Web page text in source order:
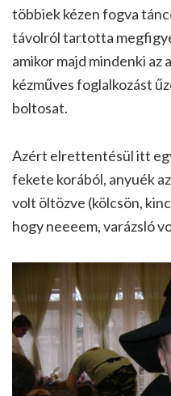
többiek kézen fogva
távolról tartotta
amikor majd mindenki az
kézműves foglalkozást
boltosat.
Azért elrettentésül itt
fekete korából, anyuék
volt öltözve (kölcsön,
hogy neeeem, varázsló